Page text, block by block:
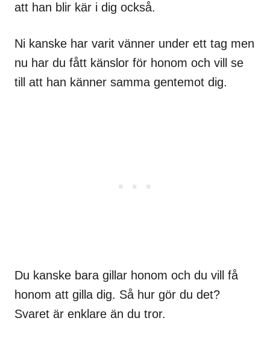
att han blir kär i dig också.
Ni kanske har varit vänner under ett tag men
nu har du fått känslor för honom och vill se
till att han känner samma gentemot dig.
Du kanske bara gillar honom och du vill få
honom att gilla dig. Så hur gör du det?
Svaret är enklare än du tror.